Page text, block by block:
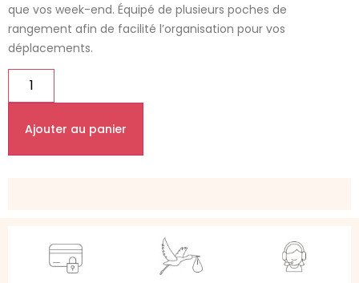
que vos week-end. Équipé de plusieurs poches de
rangement afin de facilité l’organisation pour vos
déplacements.
Ajouter au panier